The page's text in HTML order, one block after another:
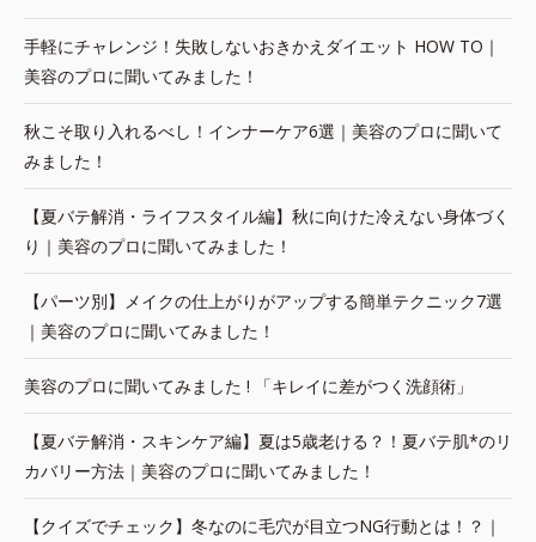
手軽にチャレンジ！失敗しないおきかえダイエット HOW TO｜
美容のプロに聞いてみました！
秋こそ取り入れるべし！インナーケア6選｜美容のプロに聞いて
みました！
【夏バテ解消・ライフスタイル編】秋に向けた冷えない身体づく
り｜美容のプロに聞いてみました！
【パーツ別】メイクの仕上がりがアップする簡単テクニック7選
｜美容のプロに聞いてみました！
美容のプロに聞いてみました ! 「キレイに差がつく洗顔術」
【夏バテ解消・スキンケア編】夏は5歳老ける？！夏バテ肌*のリ
カバリー方法｜美容のプロに聞いてみました！
【クイズでチェック】冬なのに毛穴が目立つNG行動とは！？｜